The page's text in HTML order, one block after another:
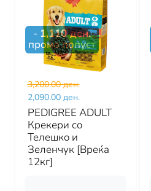
- 1,110ден.
промо попуст
3,200.00 ден.
2,090.00 ден.
PEDIGREE ADULT
Крекери со
Телешко и
Зеленчук [Вреќа
12кг]